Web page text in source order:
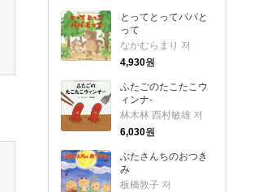
とってとってパパと
って
なかむらまり 저
4,930원
ふたごのたこたこウ
ィンナ-
林木林 西村敏雄 저
6,030원
ぶたさんちのおつき
み
板橋敦子 저